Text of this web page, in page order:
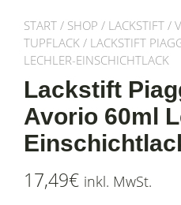
START / SHOP / LACKSTIFT /
TUPFLACK / LACKSTIFT
LECHLER-EINSCHICHTLACK
Lackstift
Avorio 60ml
17,49€ inkl. MwSt.